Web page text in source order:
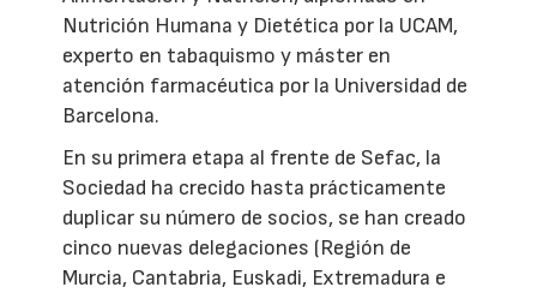
Nutrición Humana y Dietética por la UCAM,
experto en tabaquismo y máster en
atención farmacéutica por la Universidad de
Barcelona.
En su primera etapa al frente de Sefac, la
Sociedad ha crecido hasta prácticamente
duplicar su número de socios, se han creado
cinco nuevas delegaciones (Región de
Murcia, Cantabria, Euskadi, Extremadura e